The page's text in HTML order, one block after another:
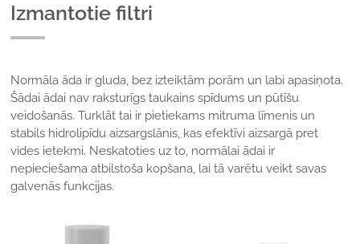
Izmantotie filtri
Normāla āda ir gluda, bez izteiktām porām un labi apasiņota.
Šādai ādai nav raksturīgs taukains spīdums un pūtīšu
veidošanās. Turklāt tai ir pietiekams mitruma līmenis un
stabils hidrolipīdu aizsargslānis, kas efektīvi aizsargā pret
vides ietekmi. Neskatoties uz to, normālai ādai ir
nepieciešama atbilstoša kopšana, lai tā varētu veikt savas
galvenās funkcijas.